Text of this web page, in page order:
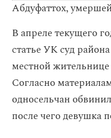
Абдуфаттох,
В апреле текущего
статье УК суд
местной
Согласно
односельчан
после чего девушка